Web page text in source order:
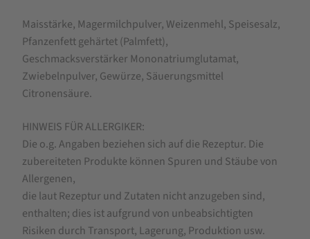
Maisstärke, Magermilchpulver, Weizenmehl, Speisesalz,
Pfanzenfett gehärtet (Palmfett),
Geschmacksverstärker Mononatriumglutamat,
Zwiebelnpulver, Gewürze, Säuerungsmittel
Citronensäure.
HINWEIS FÜR ALLERGIKER:
Die o.g. Angaben beziehen sich auf die Rezeptur. Die
zubereiteten Produkte können Spuren und Stäube von
Allergenen,
die laut Rezeptur und Zutaten nicht anzugeben sind,
enthalten; dies ist aufgrund von unbeabsichtigten
Risiken durch Transport, Lagerung, Produktion usw.